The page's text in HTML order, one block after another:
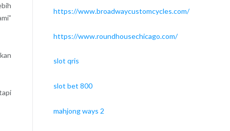
https://www.broadwaycustomcycles.com/
https://www.roundhousechicago.com/
slot qris
slot bet 800
mahjong ways 2